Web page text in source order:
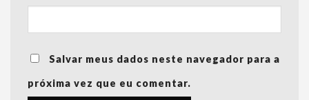
Salvar meus dados neste navegador para a
próxima vez que eu comentar.